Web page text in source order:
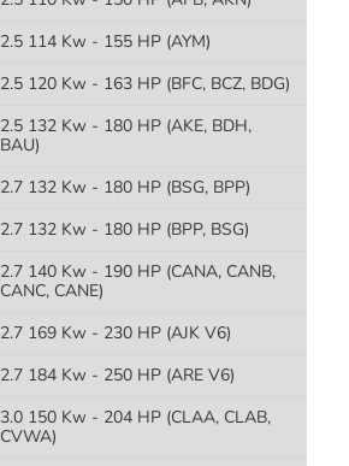
2.5 114 Kw - 155 HP (AYM)
2.5 120 Kw - 163 HP (BFC, BCZ, BDG)
2.5 132 Kw - 180 HP (AKE, BDH,
BAU)
2.7 132 Kw - 180 HP (BSG, BPP)
2.7 132 Kw - 180 HP (BPP, BSG)
2.7 140 Kw - 190 HP (CANA, CANB,
CANC, CANE)
2.7 169 Kw - 230 HP (AJK V6)
2.7 184 Kw - 250 HP (ARE V6)
3.0 150 Kw - 204 HP (CLAA, CLAB,
CVWA)